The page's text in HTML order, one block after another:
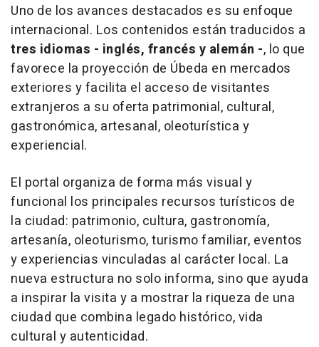
Uno de los avances destacados es su enfoque
internacional. Los contenidos están traducidos a
tres idiomas - inglés, francés y alemán -, lo que
favorece la proyección de Úbeda en mercados
exteriores y facilita el acceso de visitantes
extranjeros a su oferta patrimonial, cultural,
gastronómica, artesanal, oleoturística y
experiencial.
El portal organiza de forma más visual y
funcional los principales recursos turísticos de
la ciudad: patrimonio, cultura, gastronomía,
artesanía, oleoturismo, turismo familiar, eventos
y experiencias vinculadas al carácter local. La
nueva estructura no solo informa, sino que ayuda
a inspirar la visita y a mostrar la riqueza de una
ciudad que combina legado histórico, vida
cultural y autenticidad.